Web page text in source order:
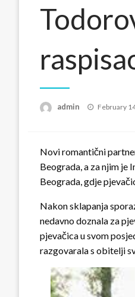
admin
Posted
February
Novi romantični
Beograda, a za njim je
Beograda, gdje
Nakon sklapanja
nedavno doznala za
pjevačica u svom
razgovarala s obitelji